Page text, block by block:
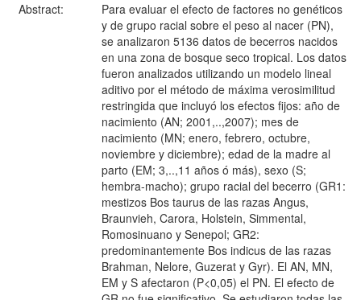
Abstract:
Para evaluar el efecto de factores no genéticos
y de grupo racial sobre el peso al nacer (PN),
se analizaron 5136 datos de becerros nacidos
en una zona de bosque seco tropical. Los datos
fueron analizados utilizando un modelo lineal
aditivo por el método de máxima verosimilitud
restringida que incluyó los efectos fijos: año de
nacimiento (AN; 2001,..,2007); mes de
nacimiento (MN; enero, febrero, octubre,
noviembre y diciembre); edad de la madre al
parto (EM; 3,..,11 años ó más), sexo (S;
hembra-macho); grupo racial del becerro (GR1:
mestizos Bos taurus de las razas Angus,
Braunvieh, Carora, Holstein, Simmental,
Romosinuano y Senepol; GR2:
predominantemente Bos indicus de las razas
Brahman, Nelore, Guzerat y Gyr). El AN, MN,
EM y S afectaron (P<0,05) el PN. El efecto de